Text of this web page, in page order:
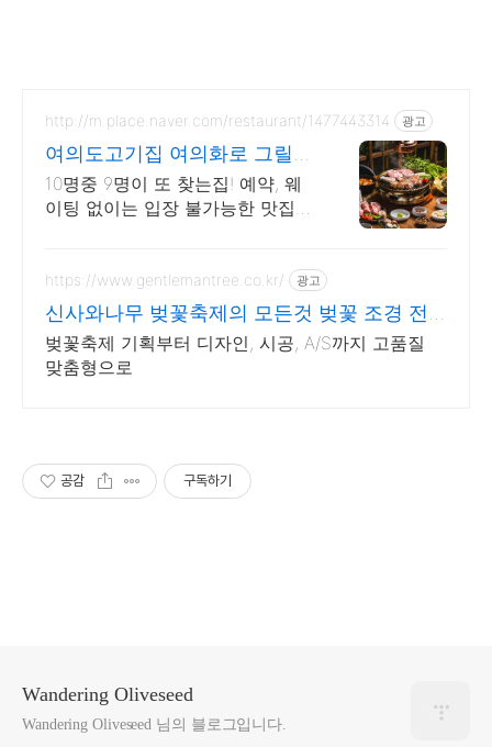
http://m.place.naver.com/restaurant/1477443314 광고
여의도고기집 여의화로 그릴링
서비스, 대나무숲 힐링
10명중 9명이 또 찾는집! 예약, 웨
이팅 없이는 입장 불가능한 맛집
https://www.gentlemantree.co.kr/ 광고
신사와나무 벚꽃축제의 모든것 벚꽃 조경 전
문기업
벚꽃축제 기획부터 디자인, 시공, A/S까지 고품질
맞춤형으로
공감 구독하기
Wandering Oliveseed
Wandering Oliveseed 님의 블로그입니다.